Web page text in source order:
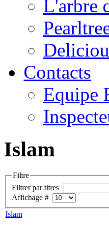
L'arbre
Contacts
Equipe
Islam
Filtre
Filtrer par titres
Affichage #
Islam